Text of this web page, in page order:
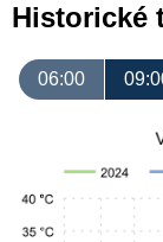
Historické
06:00